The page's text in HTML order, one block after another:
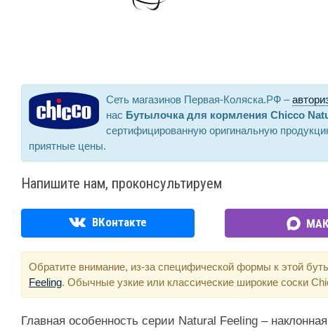
Сеть магазинов Первая-Коляска.РФ –
нас Бутылочка для кормления Chicco
сертифицированную оригинальную
приятные цены.
Напишите нам, проконсультируем
ВКонтакте
Обратите внимание, из-за специфической формы к этой
Feeling. Обычные узкие или классические широкие соски
Главная особенность серии Natural Feeling –